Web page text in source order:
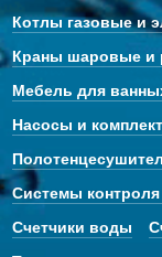
Котлы газовые и
Краны шаровые и
Мебель для
Насосы и
Системы
Счетчики воды